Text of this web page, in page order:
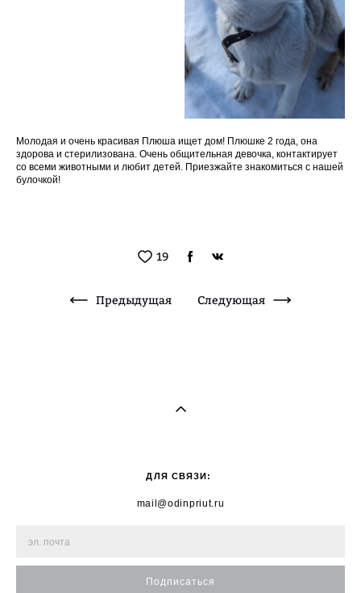
Молодая и очень красивая Плюша ищет дом! Плюшке 2 года, она
здорова и стерилизована. Очень общительная девочка, контактирует
со всеми животными и любит детей. Приезжайте знакомиться с нашей
булочкой!
19
Предыдущая Следующая
ДЛЯ СВЯЗИ:
mail@odinpriut.ru
Подписаться